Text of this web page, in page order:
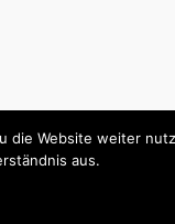
die Website weiter
aus.